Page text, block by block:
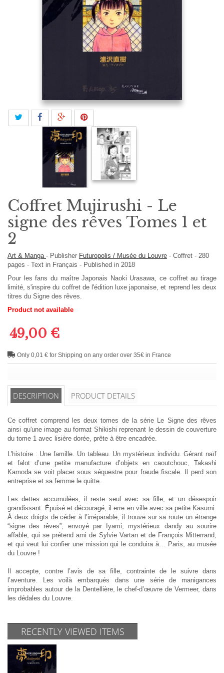
Coffret Mujirushi - Le
signe des rêves Tomes 1 et
2
Art & Manga - Publisher Futuropolis / Musée du Louvre - Coffret - 280
pages - Text in Français - Published in 2018
Pour les fans du maître Japonais Naoki Urasawa, ce coffret au tirage
limité, s'inspire du coffret de l'édition luxe japonaise, et reprend les deux
titres du Signe des rêves.
Product not available
49,00 €
Only 0,01 € for Shipping on any order over 35€ in France
DESCRIPTION PRODUCT DETAILS
Ce coffret comprend les deux tomes de la série Le Signe des rêves
ainsi qu'une image au format Shikishi reprenant le dessin de couverture
du tome 1 avec lisière dorée, prête à être encadrée.
L'histoire : Une famille. Un tableau. Un mystérieux individu. Gérant naïf
et falot d’une petite manufacture d’objets en caoutchouc, Takashi
Kamoda se voit placer sous séquestre pour fraude fiscale. Il perd son
entreprise et sa femme le quitte.
Les dettes accumulées, il reste seul avec sa fille, et un désespoir
grandissant. Épuisé et découragé, il erre en ville avec sa petite Kasumi.
À deux doigts de céder à l’irréparable, il trouve sur sa route un étrange
“signe des rêves”, envoyé par Iyami, mystérieux dandy au sourire
affable, qui se prétend ami de Sylvie Vartan et de François Mitterrand,
et qui veut lui confier une mission qui le conduira à… Paris, au musée
du Louvre !
Il accepte, contre l’avis de sa fille, contrainte de le suivre dans
l’aventure. Les voilà embarqués dans une série de manigances
improbables autour de la Dentellière, le chef-d’œuvre de Vermeer, dans
les dédales du Louvre.
RECENTLY VIEWED ITEMS